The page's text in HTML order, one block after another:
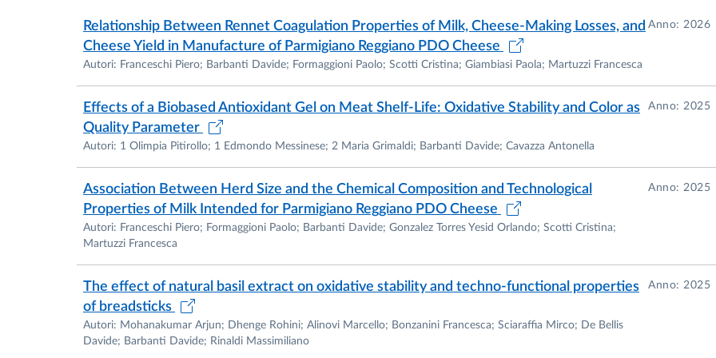
Industrie Alimentari II anche per l'anno accademico 1990/1991.
Si diploma conseguendo il titolo di Specializzato in Chimica e Tecnologie Alimentari, discutendo una
tesi sperimentale dal titolo "Impiego di un metodo non convenzionale per la determinazione
1991 - Nel periodo Luglio-Agosto, in qualità di professore titolare, tiene un corso di specializzazione
presso il CERIDE (Centro Regional de Investigacion y Desarrollo) in Santa Fe' (Argentina) dal titolo
"Tecnologia avanzada en la produccion de conservas y en el proceso de congelamiento y
deshidratacion. Operaciones unitarias".
1992 – Si trasferisce all’Università di Ancona dove assume l'incarico di Tecnico per l'impiego di
attrezzature scientifico-didattiche di particolare complessità (con contratto di diritto privato) presso il
l'anno accademico 1992/1993, della disciplina di Istituzioni di Tecnologie Alimentari, 4° anno nel
di Laurea in Scienze Agrarie, Universita' di Ancona.
Relationship Between Rennet Coagulation Properties of Milk, Cheese-Making Losses, and
Cheese Yield in Manufacture of Parmigiano Reggiano PDO Cheese
Autori: Franceschi Piero; Barbanti Davide; Formaggioni Paolo; Scotti Cristina; Giambiasi Paola; Martuzzi Francesca
Anno: 2026
Effects of a Biobased Antioxidant Gel on Meat Shelf-Life: Oxidative Stability and Color as
Quality Parameter
Autori: 1 Olimpia Pitirollo; 1 Edmondo Messinese; 2 Maria Grimaldi; Barbanti Davide; Cavazza Antonella
Anno: 2025
Association Between Herd Size and the Chemical Composition and Technological
Properties of Milk Intended for Parmigiano Reggiano PDO Cheese
Autori: Franceschi Piero; Formaggioni Paolo; Barbanti Davide; Gonzalez Torres Yesid Orlando; Scotti Cristina;
Martuzzi Francesca
Anno: 2025
The effect of natural basil extract on oxidative stability and techno-functional properties
of breadsticks
Autori: Mohanakumar Arjun; Dhenge Rohini; Alinovi Marcello; Bonzanini Francesca; Sciaraffia Mirco; De Bellis
Davide; Barbanti Davide; Rinaldi Massimiliano
Anno: 2025